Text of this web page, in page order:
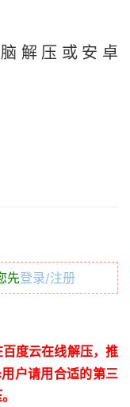
解压或安卓
先登录/注册
度云在线解压，推
用户请用合适的第三